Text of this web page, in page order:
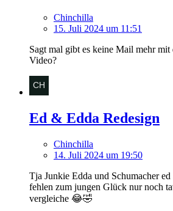
Chinchilla
15. Juli 2024 um 11:51
Sagt mal gibt es keine Mail mehr
Video?
Ed & Edda Redesign
Chinchilla
14. Juli 2024 um 19:50
Tja Junkie Edda und Schumacher
fehlen zum jungen Glück nur noch
vergleiche 😂🤣